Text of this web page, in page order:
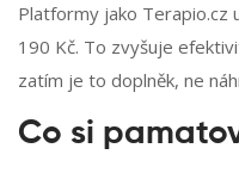
Platformy jako Terapio.cz
190 Kč. To zvyšuje
zatím je to doplněk, ne
Co si